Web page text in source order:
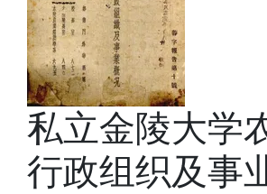
私立金陵大学
行政组织及事